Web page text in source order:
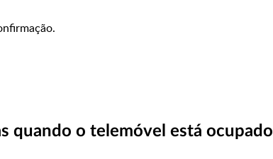
quando o telemóvel está ocupado